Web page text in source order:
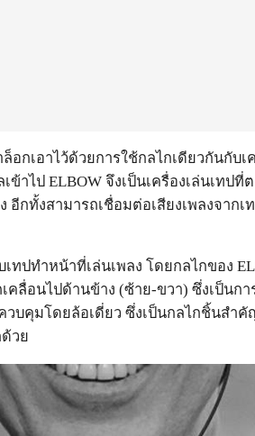
กเอาไว้ด้วยการใช้กลไกเดียวกันกับเ
ไป ELBOW จึงเป็นเครื่องเล่นเทปที่
กทั้งสามารถเชื่อมต่อเสียงเพลงจากเ
ปทำหน้าที่เล่นเพลง โดยกลไกของ
ลื่อนไปด้านข้าง (ซ้าย-ขวา) ซึ่งเป็นกา
บคุมโดยล้อเดี่ยว ซึ่งเป็นกลไกชิ้นสำคั
วย